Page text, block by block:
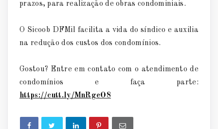
prazos, para realização de obras condominiais.
O Sicoob DFMil facilita a vida do síndico e auxilia
na redução dos custos dos condomínios.
Gostou? Entre em contato com o atendimento de
condomínios e faça parte:
https://cutt.ly/MnRgeO8